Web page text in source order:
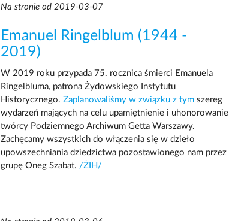
Na stronie od 2019-03-07
Emanuel Ringelblum (1944 -
2019)
W 2019 roku przypada 75. rocznica śmierci Emanuela
Ringelbluma, patrona Żydowskiego Instytutu
Historycznego. Zaplanowaliśmy w związku z tym szereg
wydarzeń mających na celu upamiętnienie i uhonorowanie
twórcy Podziemnego Archiwum Getta Warszawy.
Zachęcamy wszystkich do włączenia się w dzieło
upowszechniania dziedzictwa pozostawionego nam przez
grupę Oneg Szabat. /ŻIH/